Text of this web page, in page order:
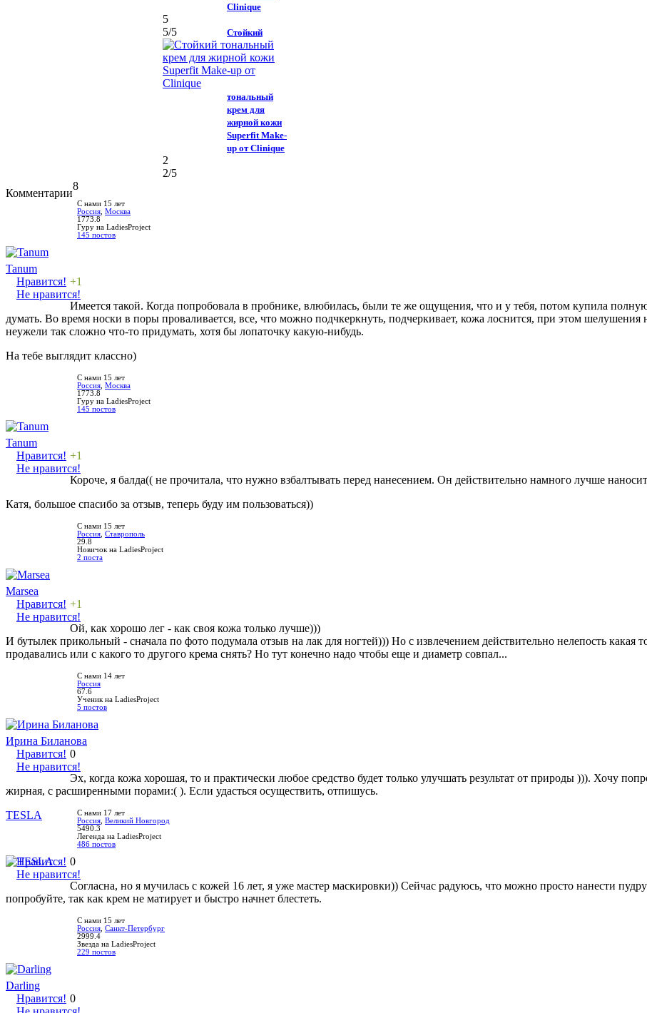
Clinique
5
5/5 Стойкий
тональный
крем для
жирной кожи
Superfit Make-
up от Clinique
2
2/5
Комментарии
8
С нами 15 лет
Россия Москва
1773.8
Гуру на LadiesProject
145 постов
Tanum
Нравится!
Не нравится!
+1
Имеется такой. Когда попробовала в пробнике, влюбилась, были те же ощущения, что и у тебя, потом купила
думать. Во время носки в поры проваливается, все, что можно подчкеркнуть, подчеркивает, кожа лоснится, при этом шелушения
неужели так сложно что-то придумать, хотя бы лопаточку какую-нибудь.
На тебе выглядит классно)
С нами 15 лет
Россия Москва
1773.8
Гуру на LadiesProject
145 постов
Tanum
Нравится!
Не нравится!
+1
Короче, я балда(( не прочитала, что нужно взбалтывать перед нанесением. Он действительно намного лучше
Катя, большое спасибо за отзыв, теперь буду им пользоваться))
С нами 15 лет
Россия Ставрополь
29.8
Новичок на LadiesProject
2 поста
Marsea
Нравится!
Не нравится!
+1
Ой, как хорошо лег - как своя кожа только лучше)))
И бутылек прикольный - сначала по фото подумала отзыв на лак для ногтей))) Но с извлечением действительно нелепость
продавались или с какого то другого крема снять? Но тут конечно надо чтобы еще и диаметр совпал...
С нами 14 лет
Россия
67.6
Ученик на LadiesProject
5 постов
Ирина Биланова
Нравится!
Не нравится!
0
Эх, когда кожа хорошая, то и практически любое средство будет только улучшать результат от природы ))). Хочу
жирная, с расширенными порами:( ). Если удасться осуществить, отпишусь.
С нами 17 лет
Россия Великий Новгород
5490.3
Легенда на LadiesProject
486 постов
TESLA
Нравится!
Не нравится!
0
Согласна, но я мучилась с кожей 16 лет, я уже мастер маскировки)) Сейчас радуюсь, что можно просто нанести
попробуйте, так как крем не матирует и быстро начнет блестеть.
С нами 15 лет
Россия Санкт-Петербург
2999.4
Звезда на LadiesProject
229 постов
Darling
Нравится! 0